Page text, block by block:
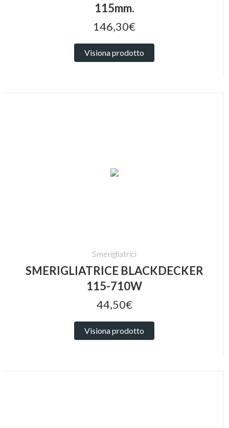
115mm.
146,30€
Visiona prodotto
Smerigliatrici
SMERIGLIATRICE BLACKDECKER
115-710W
44,50€
Visiona prodotto